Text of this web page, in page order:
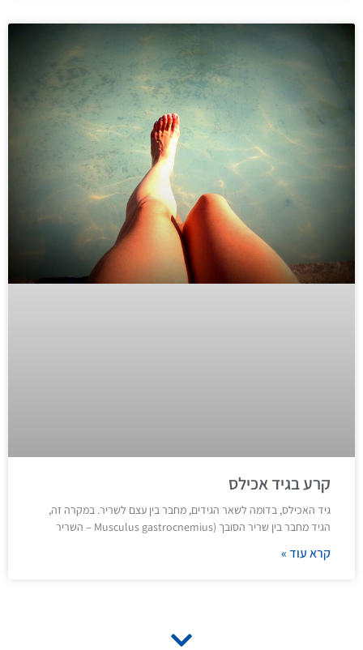
קרע בגיד אכילס
גיד האכילס, בדומה לשאר הגידים, מחבר בין עצם לשריר. במקרה זה,
הגיד מחבר בין שריר הסובך (Musculus gastrocnemius – השריר
קרא עוד »